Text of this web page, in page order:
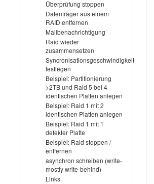
Überprüfung stoppen
Datenträger aus einem
RAID entfernen
Mailbenachrichtigung
Raid wieder
zusammensetzen
Syncronisationsgeschwindigkeit
festlegen
Beispiel: Partitionierung
>2TB und Raid 5 bei 4
identischen Platten anlegen
Beispiel: Raid 1 mit 2
identischen Platten anlegen
Beispiel: Raid 1 mit 1
defekter Platte
Beispiel: Raid stoppen /
entfernen
asynchron schreiben (write-
mostly write-behind)
Links